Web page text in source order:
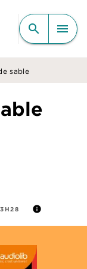
search menu
sable
info